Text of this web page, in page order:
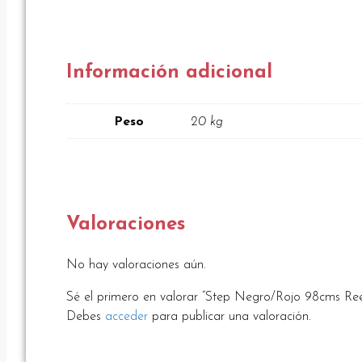
Información adicional
Peso 20 kg
Valoraciones
No hay valoraciones aún.
Sé el primero en valorar “Step Negro/Rojo 98cms
Debes acceder para publicar una valoración.